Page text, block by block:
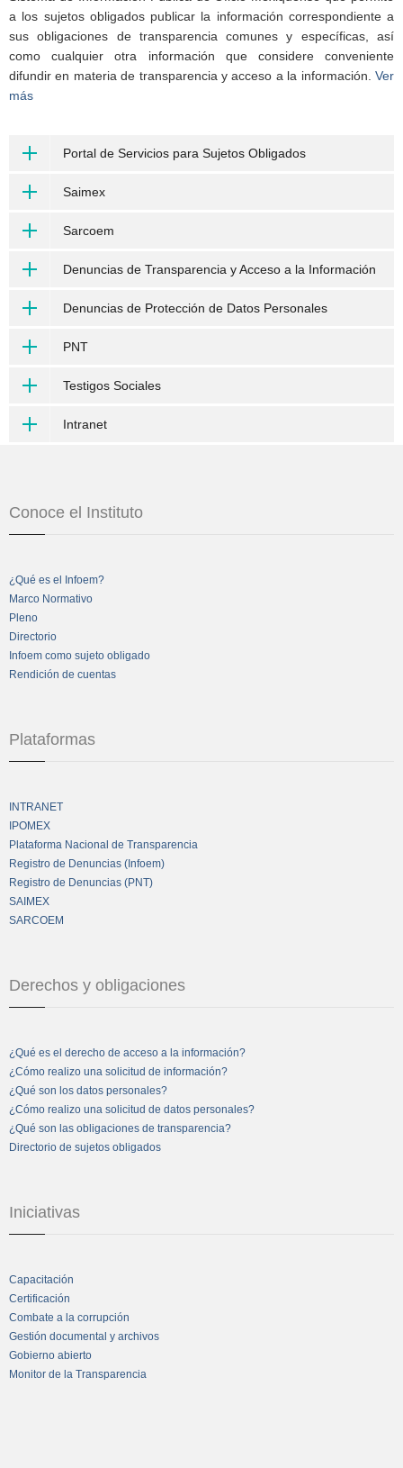
a los sujetos obligados publicar la información correspondiente a
sus obligaciones de transparencia comunes y específicas, así
como cualquier otra información que considere conveniente
difundir en materia de transparencia y acceso a la información. Ver
más
Portal de Servicios para Sujetos Obligados
Saimex
Sarcoem
Denuncias de Transparencia y Acceso a la Información
Denuncias de Protección de Datos Personales
PNT
Testigos Sociales
Intranet
Conoce el Instituto
¿Qué es el Infoem?
Marco Normativo
Pleno
Directorio
Infoem como sujeto obligado
Rendición de cuentas
Plataformas
INTRANET
IPOMEX
Plataforma Nacional de Transparencia
Registro de Denuncias (Infoem)
Registro de Denuncias (PNT)
SAIMEX
SARCOEM
Derechos y obligaciones
¿Qué es el derecho de acceso a la información?
¿Cómo realizo una solicitud de información?
¿Qué son los datos personales?
¿Cómo realizo una solicitud de datos personales?
¿Qué son las obligaciones de transparencia?
Directorio de sujetos obligados
Iniciativas
Capacitación
Certificación
Combate a la corrupción
Gestión documental y archivos
Gobierno abierto
Monitor de la Transparencia